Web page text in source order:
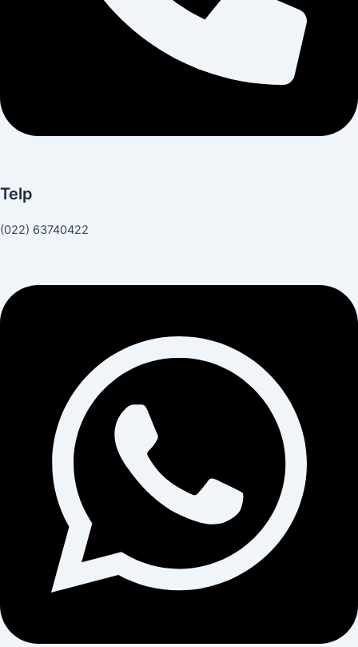
Telp
(022) 63740422